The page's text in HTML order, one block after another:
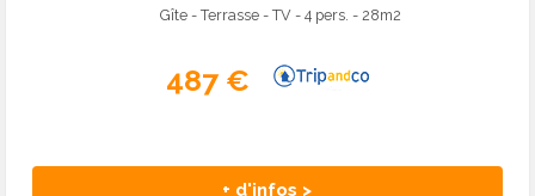
Gîte - Terrasse - TV - 4 pers. - 28m2
487 €
+ d'infos >